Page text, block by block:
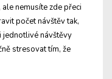
nemusíte zde přeci
počet návštěv tak,
jednotlivé návštěvy
stresovat tím, že